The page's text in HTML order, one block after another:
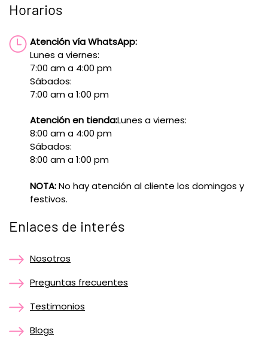
Horarios
Atención vía WhatsApp:
Lunes a viernes:
7:00 am a 4:00 pm
Sábados:
7:00 am a 1:00 pm
Atención en tienda:Lunes a viernes:
8:00 am a 4:00 pm
Sábados:
8:00 am a 1:00 pm
NOTA:No hay atención al cliente los domingos y
festivos.
Enlaces de interés
Nosotros
Preguntas frecuentes
Testimonios
Blogs